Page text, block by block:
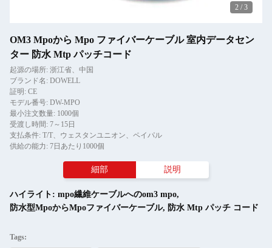
2 / 3
OM3 Mpoから Mpo ファイバーケーブル 室内データセン
ター 防水 Mtp パッチコード
起源の場所: 浙江省、中国
ブランド名: DOWELL
証明: CE
モデル番号: DW-MPO
最小注文数量: 1000個
受渡し時間: 7～15日
支払条件: T/T、ウェスタンユニオン、ペイパル
供給の能力: 7日あたり1000個
細部 説明
ハイライト: mpo繊維ケーブルへのom3 mpo,
防水型MpoからMpoファイバーケーブル, 防水 Mtp パッチ コード
Tags: